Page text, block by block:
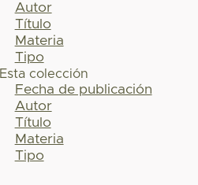
Autor
Título
Materia
Tipo
Esta colección
Fecha de publicación
Autor
Título
Materia
Tipo